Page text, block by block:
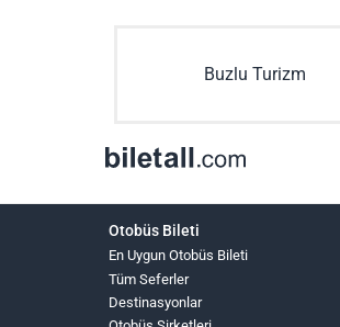
Buzlu Turizm
Otobüs Bileti
En Uygun Otobüs Bileti
Tüm Seferler
Destinasyonlar